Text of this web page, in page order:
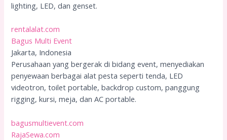
lighting, LED, dan genset.
rentalalat.com
Bagus Multi Event
Jakarta, Indonesia
Perusahaan yang bergerak di bidang event, menyediakan
penyewaan berbagai alat pesta seperti tenda, LED
videotron, toilet portable, backdrop custom, panggung
rigging, kursi, meja, dan AC portable.
bagusmultievent.com
RajaSewa.com